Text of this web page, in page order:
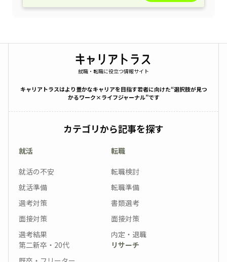
就職・転職に役立つ情報サイト
キャリアトラスはより豊かなキャリアを目指す若者に向けた“選択肢が見つ
かるワーク×ライフジャーナル”です
カテゴリから記事を探す
就活
就活の不安
就活準備
選考対策
面接対策
選考結果
転職
転職検討
転職準備
書類選考
面接対策
内定・退職
第二新卒・20代
リサーチ